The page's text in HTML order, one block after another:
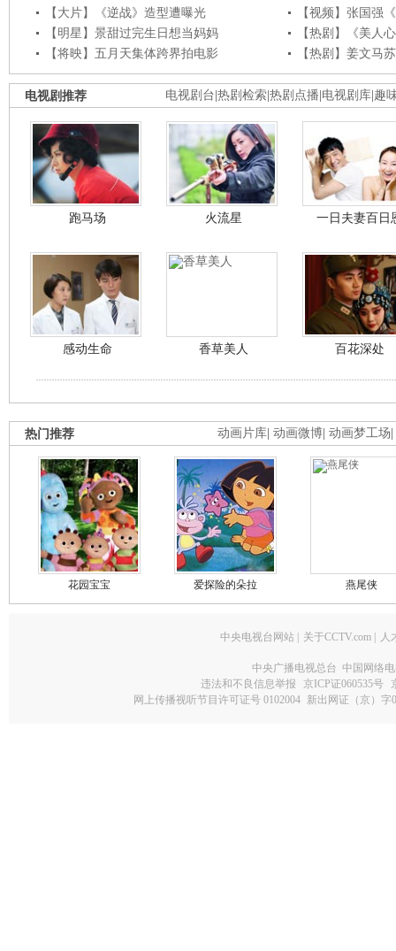
【大片】《逆战》造型遭曝光
【视频】张国强
【明星】景甜过完生日想当妈妈
【热剧】《美人
【将映】五月天集体跨界拍电影
【热剧】姜文马
电视剧台 热剧检索 热剧点播 电视剧库 趣
电视剧推荐
跑马场 火流星 一日夫妻百日
感动生命 香草美人 百花深处
动画片库 动画微博 动画梦工场
热门推荐
花园宝宝 爱探险的朵拉 燕尾侠
中央电视台网站 关于CCTV.com 人
中央广播电视总台 中国网络
违法和不良信息举报
京ICP证060535号
网上传播视听节目许可证号 0102004 新出网证（京）